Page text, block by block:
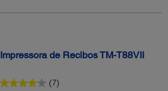
Impressora de Recibos TM-T88VII
(7)